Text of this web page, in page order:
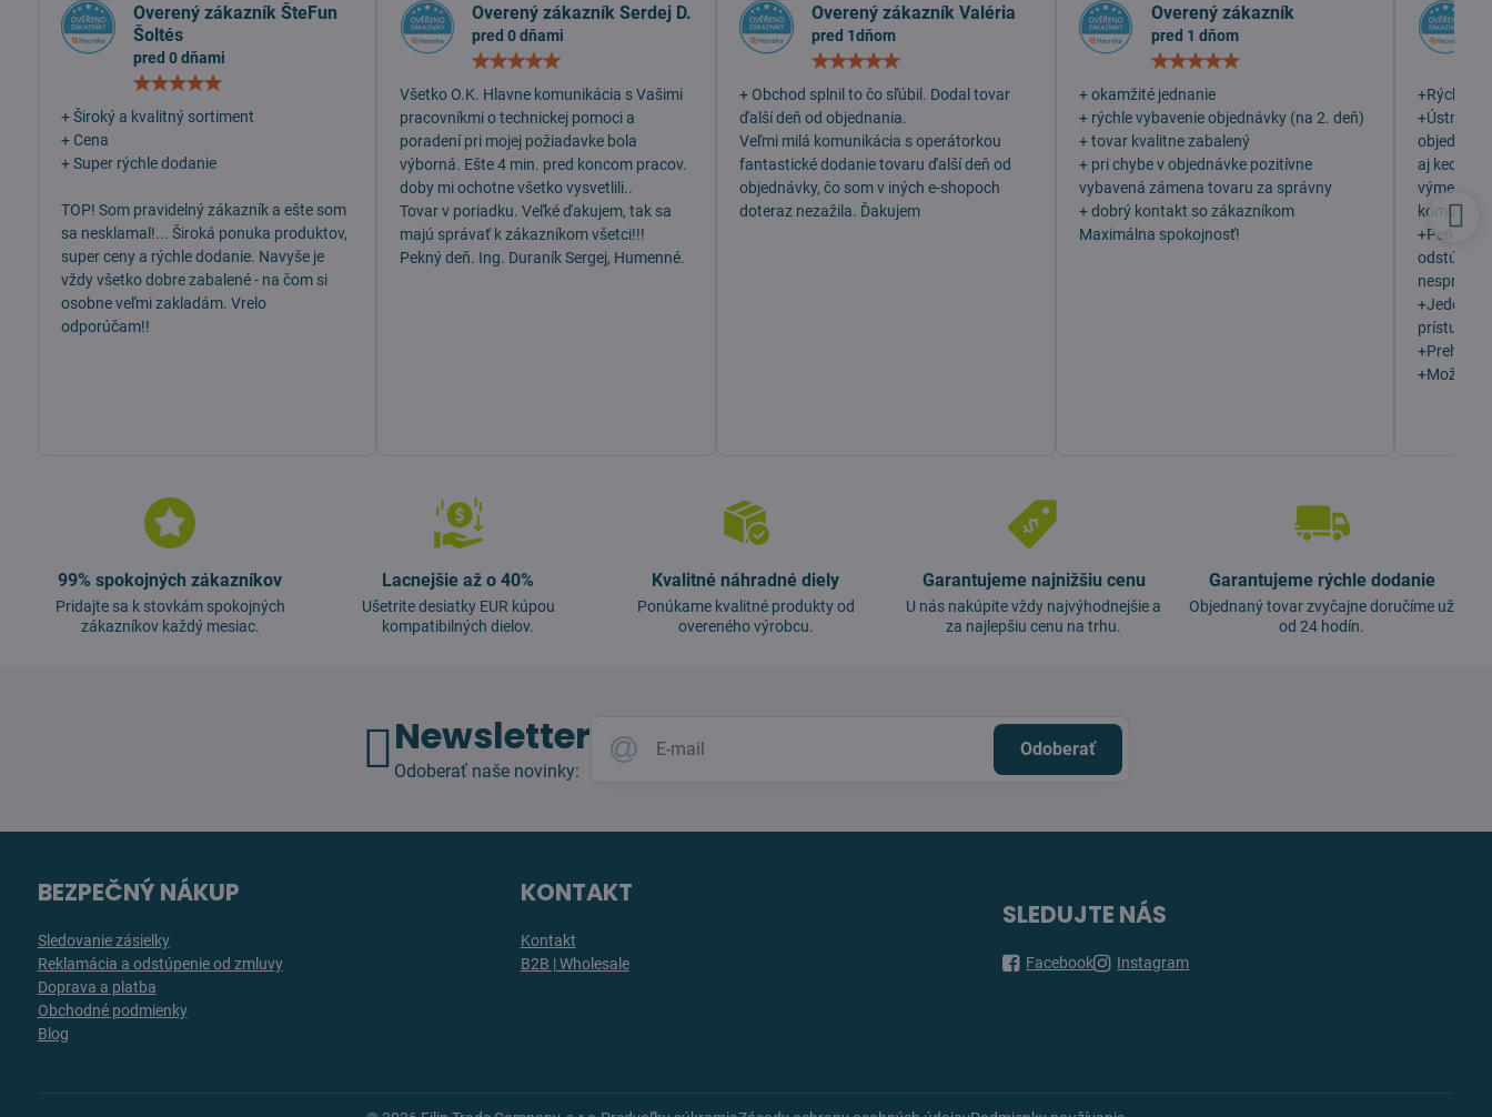
Overený zákazník ŠteFun
Šoltés
pred 0 dňami
+ Široký a kvalitný sortiment
+ Cena
+ Super rýchle dodanie
TOP! Som pravidelný zákazník a ešte som
sa nesklamal!... Široká ponuka produktov,
super ceny a rýchle dodanie. Navyše je
vždy všetko dobre zabalené - na čom si
osobne veľmi zakladám. Vrelo
odporúčam!!
Overený zákazník Serdej D.
pred 0 dňami
/
5
Všetko O.K. Hlavne komunikácia s Vašimi
pracovníkmi o technickej pomoci a
poradení pri mojej požiadavke bola
výborná. Ešte 4 min. pred koncom pracov.
doby mi ochotne všetko vysvetlili..
Tovar v poriadku. Veľké ďakujem, tak sa
majú správať k zákazníkom všetci!!!
Pekný deň. Ing. Duraník Sergej, Humenné.
Overený zákazník Valéria
pred 1dňom
/
+ Obchod splnil to čo sľúbil. Dodal tovar
ďalší deň od objednania.
Veľmi milá komunikácia s operátorkou
fantastické dodanie tovaru ďalší deň od
objednávky, čo som v iných e-shopoch
doteraz nezažila. Ďakujem
Overený zákazník
pred 1 dňom
5
+ okamžité jednanie
+ rýchle vybavenie objednávky (na 2. deň)
+ tovar kvalitne zabalený
+ pri chybe v objednávke pozitívne
vybavená zámena tovaru za správny
+ dobrý kontakt so zákazníkom
Maximálna spokojnosť!
+Rýchlosť
objednala
aj keď
výmenu,
+Peniaze
odstúpení
+Jeden z
prístupu
+Možno
99% spokojných zákazníkov
Pridajte sa k stovkám spokojných
zákazníkov každý mesiac.
Lacnejšie až o 40%
Ušetrite desiatky EUR kúpou
kompatibilných dielov.
Kvalitné náhradné diely
Ponúkame kvalitné produkty od
overeného výrobcu.
Garantujeme najnižšiu cenu
U nás nakúpite vždy najvýhodnejšie a
za najlepšiu cenu na trhu.
Garantujeme rýchle dodanie
Objednaný tovar zvyčajne doručíme už
od 24 hodín.
Newsletter
Odoberať naše novinky:
Odoberať
BEZPEČNÝ NÁKUP
Sledovanie zásielky
Reklamácia a odstúpenie od zmluvy
Doprava a platba
Obchodné podmienky
Blog
KONTAKT
Kontakt
B2B | Wholesale
SLEDUJTE NÁS
Facebook Instagram